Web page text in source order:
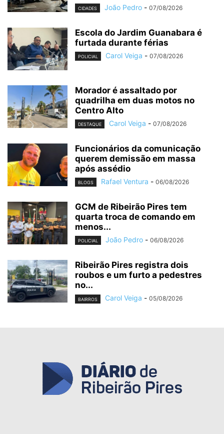
CIDADES João Pedro - 07/08/2026
Escola do Jardim Guanabara é
furtada durante férias
POLICIAL Carol Veiga - 07/08/2026
Morador é assaltado por
quadrilha em duas motos no
Centro Alto
DESTAQUE Carol Veiga - 07/08/2026
Funcionários da comunicação
querem demissão em massa
após assédio
BLOGS Rafael Ventura - 06/08/2026
GCM de Ribeirão Pires tem
quarta troca de comando em
menos...
POLICIAL João Pedro - 06/08/2026
Ribeirão Pires registra dois
roubos e um furto a pedestres
no...
BAIRROS Carol Veiga - 05/08/2026